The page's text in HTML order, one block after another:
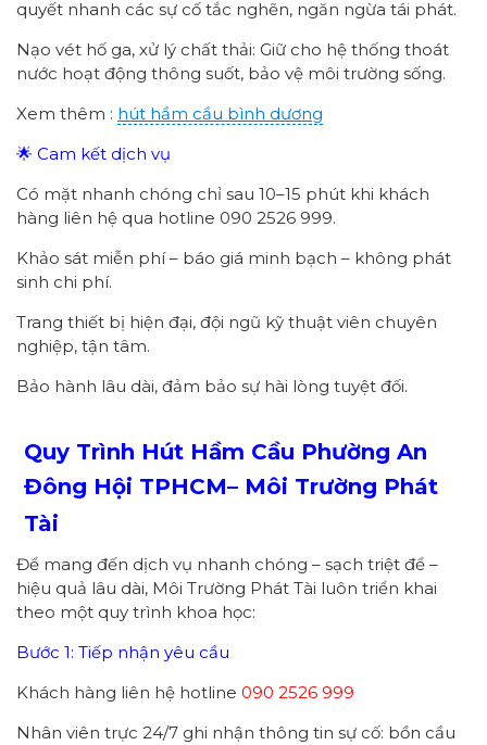
quyết nhanh các sự cố tắc nghẽn, ngăn ngừa tái phát.
Nạo vét hố ga, xử lý chất thải: Giữ cho hệ thống thoát
nước hoạt động thông suốt, bảo vệ môi trường sống.
Xem thêm : hút hầm cầu bình dương
🌟 Cam kết dịch vụ
Có mặt nhanh chóng chỉ sau 10–15 phút khi khách
hàng liên hệ qua hotline 090 2526 999.
Khảo sát miễn phí – báo giá minh bạch – không phát
sinh chi phí.
Trang thiết bị hiện đại, đội ngũ kỹ thuật viên chuyên
nghiệp, tận tâm.
Bảo hành lâu dài, đảm bảo sự hài lòng tuyệt đối.
Quy Trình Hút Hầm Cầu Phường An
Đông Hội TPHCM– Môi Trường Phát
Tài
Để mang đến dịch vụ nhanh chóng – sạch triệt để –
hiệu quả lâu dài, Môi Trường Phát Tài luôn triển khai
theo một quy trình khoa học:
Bước 1: Tiếp nhận yêu cầu
Khách hàng liên hệ hotline 090 2526 999
Nhân viên trực 24/7 ghi nhận thông tin sự cố: bồn cầu